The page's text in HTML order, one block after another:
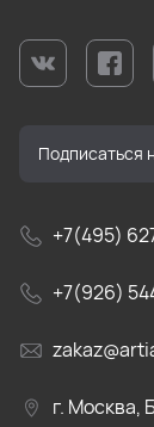
+7(495)
+7(926)
г. Москва,